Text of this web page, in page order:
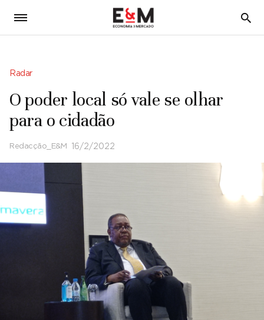
5
Radar
O poder local só vale se olhar
para o cidadão
Redacção_E&M 16/2/2022